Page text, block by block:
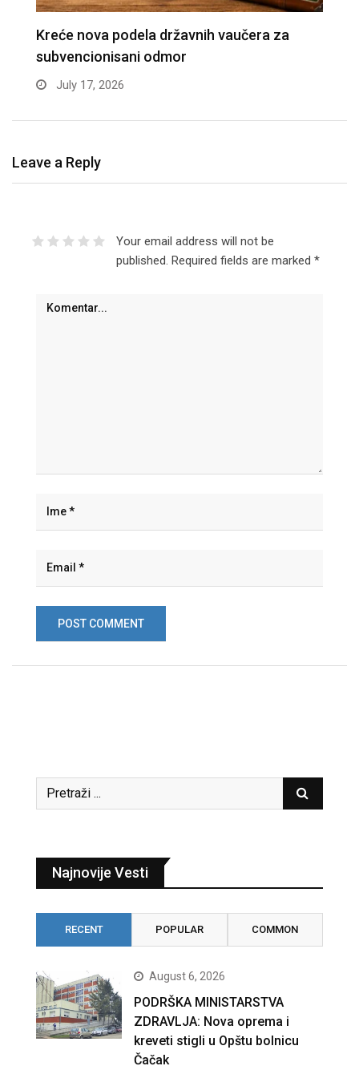
APEL MINISTARSTVA: Zaštitite građevinske
radnike tokom tropskih vrućina
June 30, 2026
Leave a Reply
Your email address will not be
published. Required fields are marked *
Najnovije Vesti
RECENT POPULAR COMMON
August 6, 2026
PODRŠKA MINISTARSTVA
ZDRAVLJA: Nova oprema i
kreveti stigli u Opštu bolnicu
Čačak